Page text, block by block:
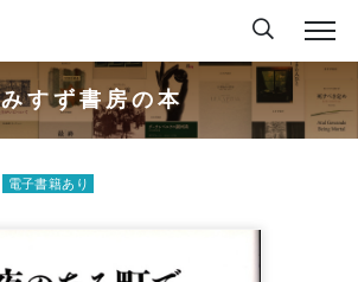
みすず書房の本
電子書籍あり